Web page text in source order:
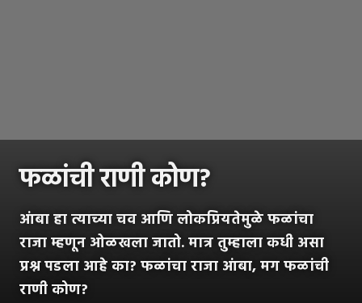
फळांची राणी कोण?
आंबा हा त्याच्या चव आणि लोकप्रियतेमुळे फळांचा
राजा म्हणून ओळखला जातो. मात्र तुम्हाला कधी असा
प्रश्न पडला आहे का? फळांचा राजा आंबा, मग फळांची
राणी कोण?